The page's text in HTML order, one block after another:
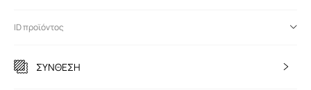
ID προϊόντος
ΣΥΝΘΕΣΗ